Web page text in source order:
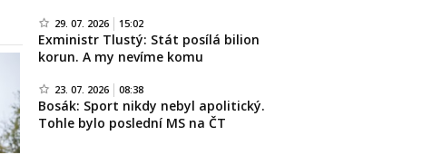
29. 07. 2026 15:02
Exministr Tlustý: Stát posílá bilion
korun. A my nevíme komu
23. 07. 2026 08:38
Bosák: Sport nikdy nebyl apolitický.
Tohle bylo poslední MS na ČT